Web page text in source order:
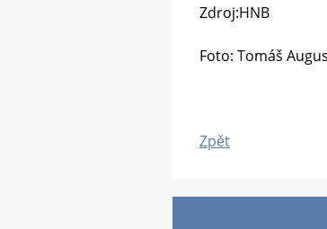
Zdroj:HNB
Foto: Tomáš
Zpět